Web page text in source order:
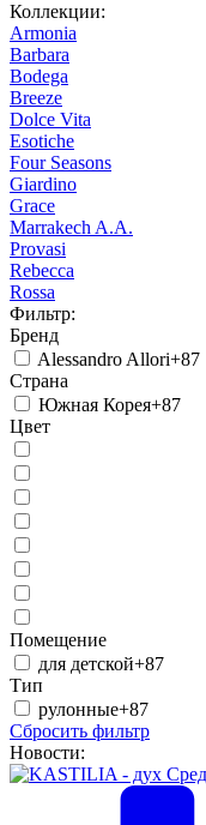
Коллекции:
Armonia
Barbara
Bodega
Breeze
Dolce Vita
Esotiche
Four Seasons
Giardino
Grace
Marrakech A.A.
Provasi
Rebecca
Rossa
Фильтр:
Бренд
Alessandro Allori+87
Страна
Южная Корея+87
Цвет
Помещение
для детской+87
Тип
рулонные+87
Сбросить фильтр
Новости: